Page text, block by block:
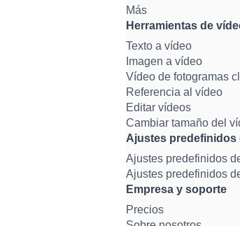
Más
Herramientas de
Texto a vídeo
Imagen a vídeo
Vídeo de fotogramas
Referencia al vídeo
Editar vídeos
Cambiar tamaño del
Ajustes predefinidos
Ajustes predefinidos
Ajustes predefinidos
Empresa y soporte
Precios